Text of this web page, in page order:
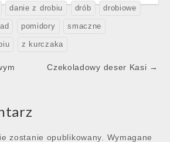
danie z drobiu drób drobiowe
pomidory smaczne
z kurczaka
Czekoladowy deser Kasi →
zostanie opublikowany.
Wymagane